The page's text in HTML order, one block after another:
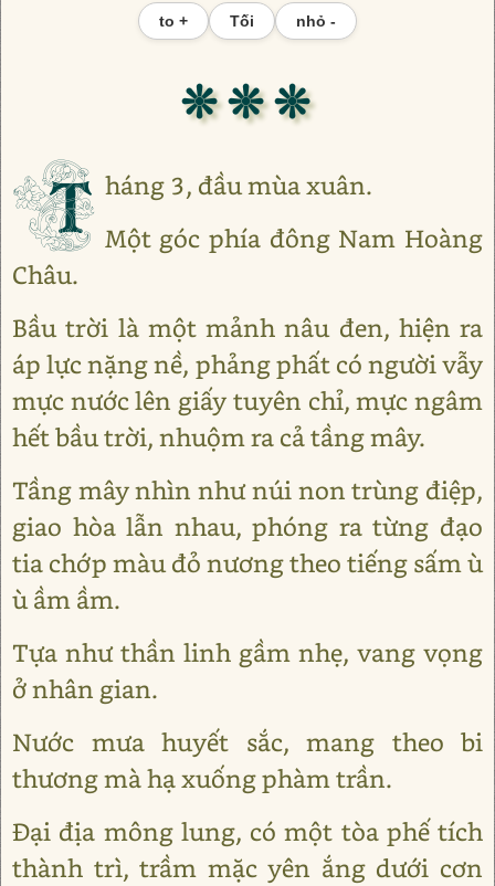
to + Tối nhỏ -
❊ ❊ ❊
T háng 3, đầu mùa xuân.
Một góc phía đông Nam Hoàng
Châu.
Bầu trời là một mảnh nâu đen, hiện ra
áp lực nặng nề, phảng phất có người vẫy
mực nước lên giấy tuyên chỉ, mực ngâm
hết bầu trời, nhuộm ra cả tầng mây.
Tầng mây nhìn như núi non trùng điệp,
giao hòa lẫn nhau, phóng ra từng đạo
tia chớp màu đỏ nương theo tiếng sấm ù
ù ầm ầm.
Tựa như thần linh gầm nhẹ, vang vọng
ở nhân gian.
Nước mưa huyết sắc, mang theo bi
thương mà hạ xuống phàm trần.
Đại địa mông lung, có một tòa phế tích
thành trì, trầm mặc yên ắng dưới cơn